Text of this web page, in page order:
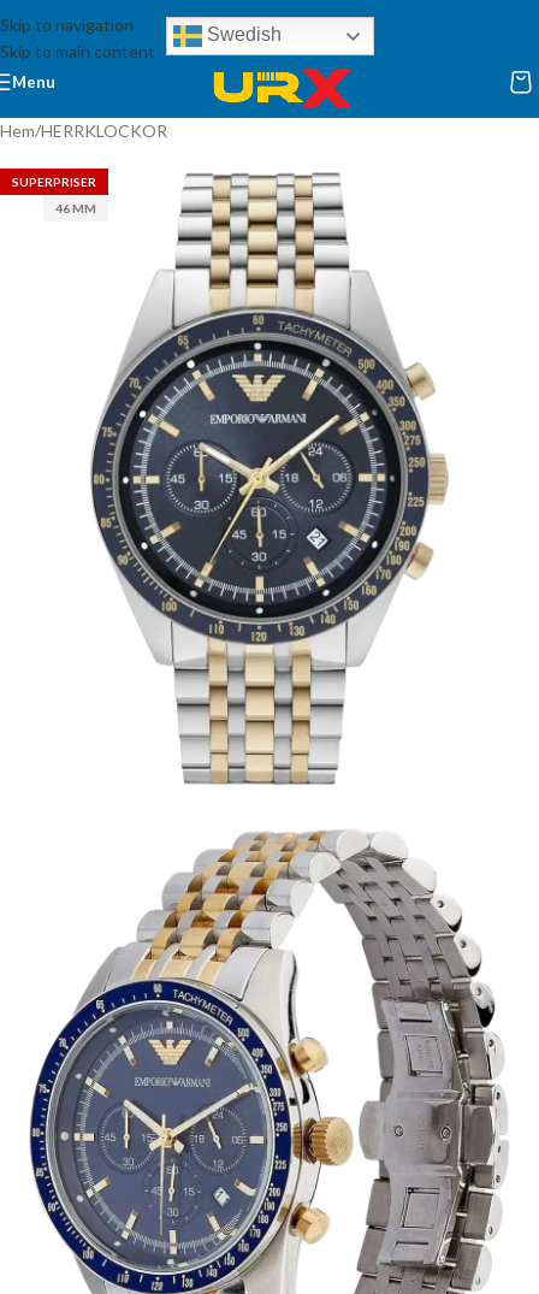
Skip to navigation
Skip to main content
Swedish
Menu
Hem/HERRKLOCKOR
SUPERPRISER
46 MM